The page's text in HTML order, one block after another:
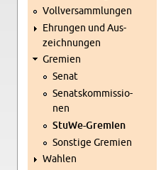
Voll­ver­samm­lun­gen
Eh­run­gen und Aus­
zeich­nun­gen
Gre­mi­en
Senat
Se­nats­kom­mis­sio­
nen
Stu­We-Gre­mi­en
Sons­ti­ge Gre­mi­en
Wah­len